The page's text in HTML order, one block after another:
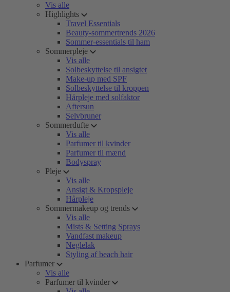
Vis alle
Highlights
Travel Essentials
Beauty-sommertrends 2026
Sommer-essentials til ham
Sommerpleje
Vis alle
Solbeskyttelse til ansigtet
Make-up med SPF
Solbeskyttelse til kroppen
Hårpleje med solfaktor
Aftersun
Selvbruner
Sommerdufte
Vis alle
Parfumer til kvinder
Parfumer til mænd
Bodyspray
Pleje
Vis alle
Ansigt & Kropspleje
Hårpleje
Sommermakeup og trends
Vis alle
Mists & Setting Sprays
Vandfast makeup
Neglelak
Styling af beach hair
Parfumer
Vis alle
Parfumer til kvinder